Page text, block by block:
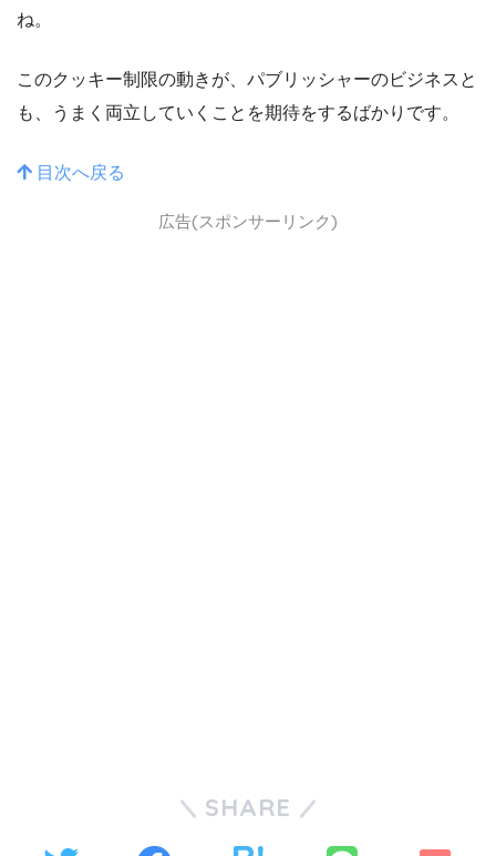
ね。
このクッキー制限の動きが、パブリッシャーのビジネスと
も、うまく両立していくことを期待をするばかりです。
目次へ戻る
広告(スポンサーリンク)
SHARE